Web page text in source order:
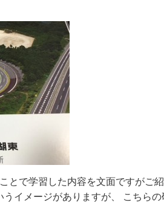
とで学習した内容を文面ですがご
うイメージがありますが、 こちら